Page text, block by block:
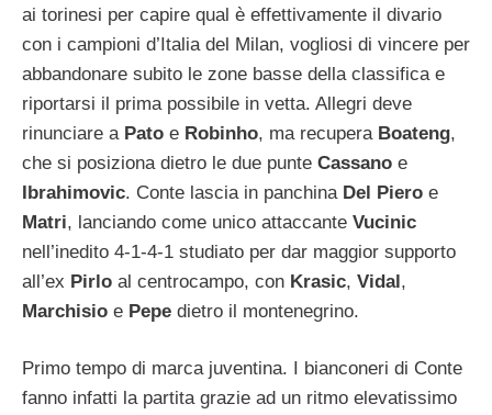
ai torinesi per capire qual è effettivamente il divario
con i campioni d’Italia del Milan, vogliosi di vincere per
abbandonare subito le zone basse della classifica e
riportarsi il prima possibile in vetta. Allegri deve
rinunciare a Pato e Robinho, ma recupera Boateng,
che si posiziona dietro le due punte Cassano e
Ibrahimovic. Conte lascia in panchina Del Piero e
Matri, lanciando come unico attaccante Vucinic
nell’inedito 4-1-4-1 studiato per dar maggior supporto
all’ex Pirlo al centrocampo, con Krasic, Vidal,
Marchisio e Pepe dietro il montenegrino.
Primo tempo di marca juventina. I bianconeri di Conte
fanno infatti la partita grazie ad un ritmo elevatissimo